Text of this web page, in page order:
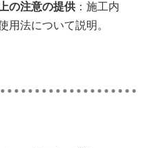
の注意の提供 ：施工内
用法について説明。